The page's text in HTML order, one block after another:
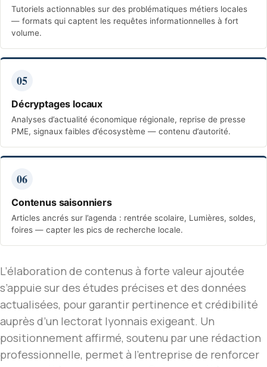
Tutoriels actionnables sur des problématiques métiers locales
— formats qui captent les requêtes informationnelles à fort
volume.
05
Décryptages locaux
Analyses d’actualité économique régionale, reprise de presse
PME, signaux faibles d’écosystème — contenu d’autorité.
06
Contenus saisonniers
Articles ancrés sur l’agenda : rentrée scolaire, Lumières, soldes,
foires — capter les pics de recherche locale.
L’élaboration de contenus à forte valeur ajoutée
s’appuie sur des études précises et des données
actualisées, pour garantir pertinence et crédibilité
auprès d’un lectorat lyonnais exigeant. Un
positionnement affirmé, soutenu par une rédaction
professionnelle, permet à l’entreprise de renforcer